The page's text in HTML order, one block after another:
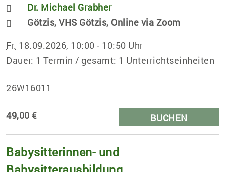
Dr. Michael Grabher
Götzis, VHS Götzis, Online via Zoom
Fr. 18.09.2026, 10:00 - 10:50 Uhr
Dauer: 1 Termin / gesamt: 1 Unterrichtseinheiten
26W16011
49,00 € BUCHEN
Babysitterinnen- und